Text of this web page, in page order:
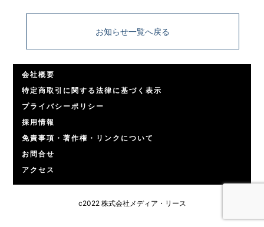
お知らせ一覧へ戻る
会社概要
特定商取引に関する法律に基づく表示
プライバシーポリシー
採用情報
免責事項・著作権・リンクについて
お問合せ
アクセス
c2022 株式会社メディア・リース